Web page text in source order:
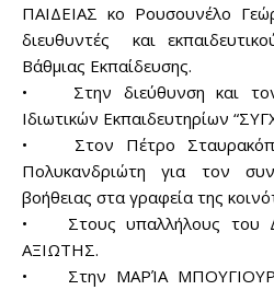
ΠΑΙΔΕΙΑΣ κο Ρουσουνέλο
διευθυντές και
Βάθμιας Εκπαίδευσης.
• Στην διεύθυνση και
Ιδιωτικών Εκπαιδευτηρίων
• Στον Πέτρο
Πολυκανδριώτη για τον
βοήθειας στα γραφεία της
• Στους υπαλλήλους του
ΑΞΙΩΤΗΣ.
• Στην ΜΑΡΊΑ